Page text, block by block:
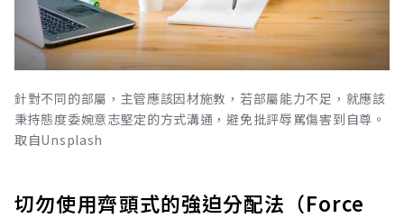
針對不同的部屬，主管應該因材施教，若部屬能力不足，就應該
秉持態度委婉意志堅定的方式溝通，避免批評辱罵傷害到自尊。
取自Unsplash
切勿使用齊頭式的強迫分配法（Force